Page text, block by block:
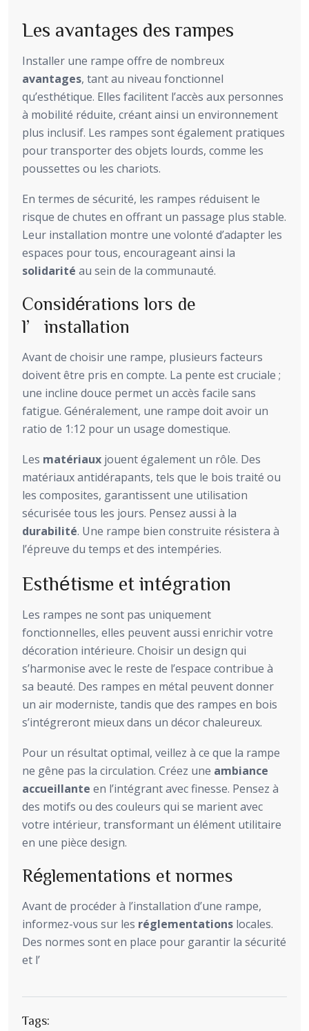
Les avantages des rampes
Installer une rampe offre de nombreux
avantages, tant au niveau fonctionnel
qu’esthétique. Elles facilitent l’accès aux personnes
à mobilité réduite, créant ainsi un environnement
plus inclusif. Les rampes sont également pratiques
pour transporter des objets lourds, comme les
poussettes ou les chariots.
En termes de sécurité, les rampes réduisent le
risque de chutes en offrant un passage plus stable.
Leur installation montre une volonté d’adapter les
espaces pour tous, encourageant ainsi la
solidarité au sein de la communauté.
Considérations lors de
l’installation
Avant de choisir une rampe, plusieurs facteurs
doivent être pris en compte. La pente est cruciale ;
une incline douce permet un accès facile sans
fatigue. Généralement, une rampe doit avoir un
ratio de 1:12 pour un usage domestique.
Les matériaux jouent également un rôle. Des
matériaux antidérapants, tels que le bois traité ou
les composites, garantissent une utilisation
sécurisée tous les jours. Pensez aussi à la
durabilité. Une rampe bien construite résistera à
l’épreuve du temps et des intempéries.
Esthétisme et intégration
Les rampes ne sont pas uniquement
fonctionnelles, elles peuvent aussi enrichir votre
décoration intérieure. Choisir un design qui
s’harmonise avec le reste de l’espace contribue à
sa beauté. Des rampes en métal peuvent donner
un air moderniste, tandis que des rampes en bois
s’intégreront mieux dans un décor chaleureux.
Pour un résultat optimal, veillez à ce que la rampe
ne gêne pas la circulation. Créez une ambiance
accueillante en l’intégrant avec finesse. Pensez à
des motifs ou des couleurs qui se marient avec
votre intérieur, transformant un élément utilitaire
en une pièce design.
Réglementations et normes
Avant de procéder à l’installation d’une rampe,
informez-vous sur les réglementations locales.
Des normes sont en place pour garantir la sécurité
et l’
Tags: